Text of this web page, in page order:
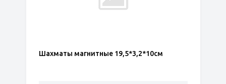
Шахматы магнитные 19,5*3,2*10см